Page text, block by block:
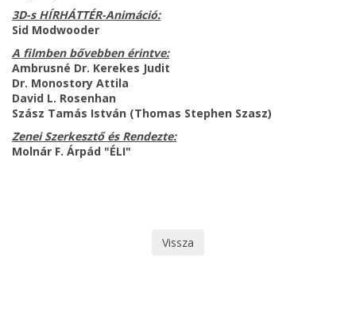
3D-s HÍRHÁTTÉR-Animáció:
Sid Modwooder
A filmben bővebben érintve:
Ambrusné Dr. Kerekes Judit
Dr. Monostory Attila
David L. Rosenhan
Szász Tamás István (Thomas Stephen Szasz)
Zenei Szerkesztő és Rendezte:
Molnár F. Árpád "ÉLI"
Vissza